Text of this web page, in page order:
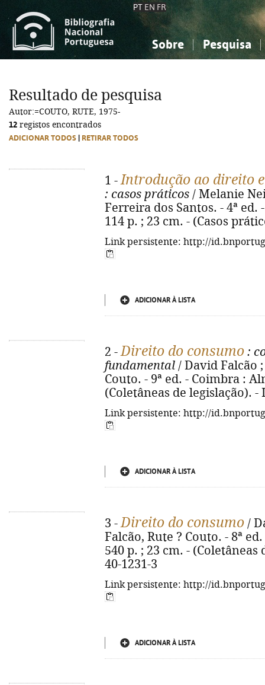
PT EN FR
Sobre Pesquisa
Ciências sociais...
Ciências sociais...
Resultado de pesquisa
Autor:=COUTO, RUTE, 1975-
12 registos encontrados
ADICIONAR TODOS RETIRAR TODOS
1 -Introdução ao direito
: casos práticos / Melanie
Ferreira dos Santos. - 4ª
114 p. ; 23 cm. - (Casos
Link persistente: http://
ADICIONAR À LISTA
2 -Direito do consumo :
fundamental / David Falcão
Couto. - 9ª ed. - Coimbra :
(Coletâneas de legislação). -
Link persistente: http://
ADICIONAR À LISTA
3 -Direito do consumo /
Falcão, Rute ? Couto. - 8ª
540 p. ; 23 cm. - (Coletâneas
40-1231-3
Link persistente: http://
ADICIONAR À LISTA